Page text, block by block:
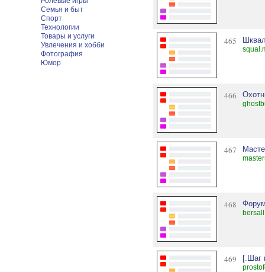
Семья и быт
Спорт
Технологии
Товары и услуги
Увлечения и хобби
Фотография
Юмор
465
466
467
468
469 [.Шаг